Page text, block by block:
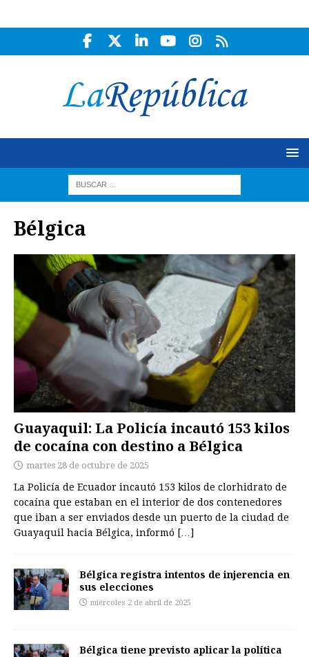
Bélgica
Guayaquil: La Policía incautó 153 kilos
de cocaína con destino a Bélgica
martes 28 de octubre de 2025
La Policía de Ecuador incautó 153 kilos de clorhidrato de
cocaína que estaban en el interior de dos contenedores
que iban a ser enviados desde un puerto de la ciudad de
Guayaquil hacia Bélgica, informó […]
Bélgica registra intentos de injerencia en
sus elecciones
miércoles 2 de abril de 2025
Bélgica tiene previsto aplicar la política